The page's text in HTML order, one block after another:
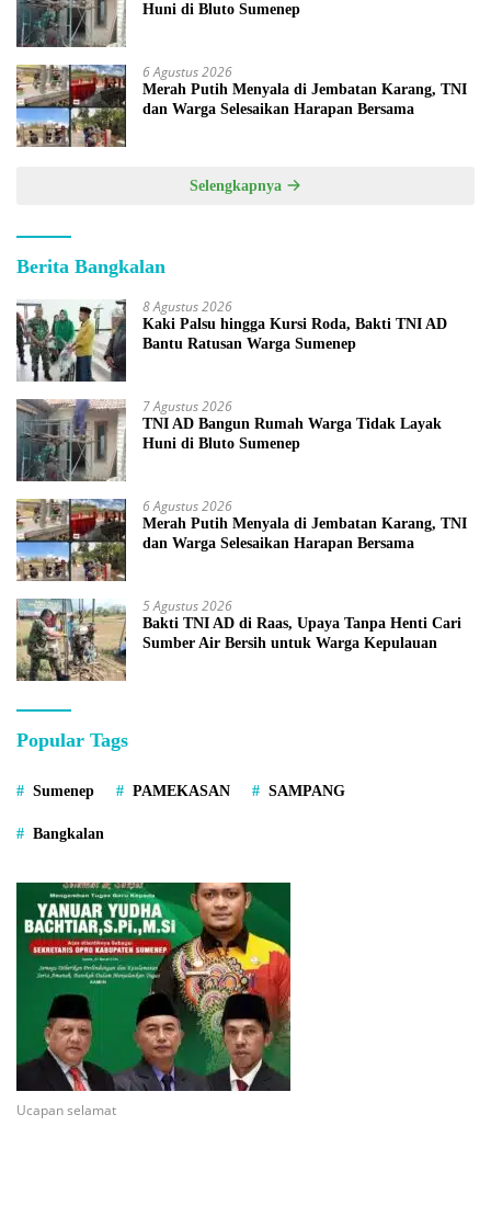
Huni di Bluto Sumenep
6 Agustus 2026
Merah Putih Menyala di Jembatan Karang, TNI
dan Warga Selesaikan Harapan Bersama
Selengkapnya
Berita Bangkalan
8 Agustus 2026
Kaki Palsu hingga Kursi Roda, Bakti TNI AD
Bantu Ratusan Warga Sumenep
7 Agustus 2026
TNI AD Bangun Rumah Warga Tidak Layak
Huni di Bluto Sumenep
6 Agustus 2026
Merah Putih Menyala di Jembatan Karang, TNI
dan Warga Selesaikan Harapan Bersama
5 Agustus 2026
Bakti TNI AD di Raas, Upaya Tanpa Henti Cari
Sumber Air Bersih untuk Warga Kepulauan
Popular Tags
Sumenep PAMEKASAN SAMPANG
Bangkalan
Ucapan selamat